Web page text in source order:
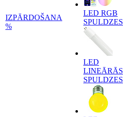
IZPĀRDOŠANA
%
LED RGB
SPULDZES
LED
LINEĀRĀS
SPULDZES